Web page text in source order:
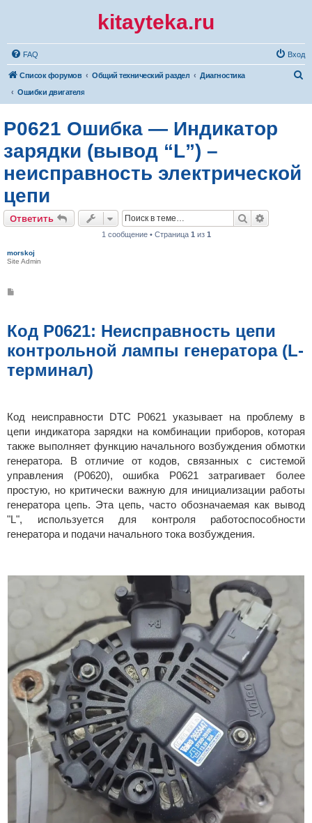
kitayteka.ru
FAQ Вход
Список форумов Общий технический раздел
Диагностика
Ошибки двигателя
P0621 Ошибка — Индикатор
зарядки (вывод “L”) –
неисправность электрической
цепи
Ответить Поиск
1 сообщение • Страница 1 из 1
morskoj
Site Admin
щ
е
и
е
Код P0621: Неисправность цепи
контрольной лампы генератора (L-
терминал)
Код неисправности DTC P0621 указывает на проблему в
цепи индикатора зарядки на комбинации приборов, которая
также выполняет функцию начального возбуждения обмотки
генератора. В отличие от кодов, связанных с системой
управления (P0620), ошибка P0621 затрагивает более
простую, но критически важную для инициализации работы
генератора цепь. Эта цепь, часто обозначаемая как вывод
"L", используется для контроля работоспособности
генератора и подачи начального тока возбуждения.